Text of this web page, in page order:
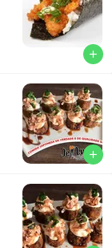
add
add